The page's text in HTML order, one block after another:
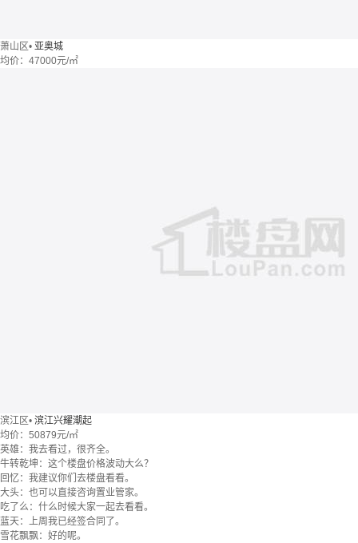
萧山区• 亚奥城
均价： 47000元/㎡
滨江区• 滨江兴耀潮起
均价： 50879元/㎡
英雄：我去看过，很齐全。
牛转乾坤：这个楼盘价格波动大么？
回忆：我建议你们去楼盘看看。
大头：也可以直接咨询置业管家。
吃了么：什么时候大家一起去看看。
蓝天：上周我已经签合同了。
雪花飘飘：好的呢。